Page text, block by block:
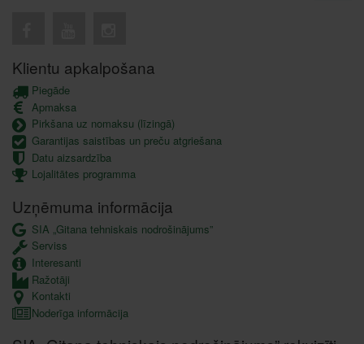
Klientu apkalpošana
Piegāde
Apmaksa
Pirkšana uz nomaksu (līzingā)
Garantijas saistības un preču atgriešana
Datu aizsardzība
Lojalitātes programma
Uzņēmuma informācija
SIA „Gitana tehniskais nodrošinājums”
Serviss
Interesanti
Ražotāji
Kontakti
Noderīga informācija